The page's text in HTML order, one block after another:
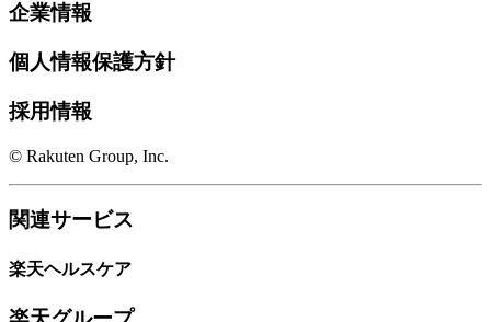
企業情報
個人情報保護方針
採用情報
© Rakuten Group, Inc.
関連サービス
楽天ヘルスケア